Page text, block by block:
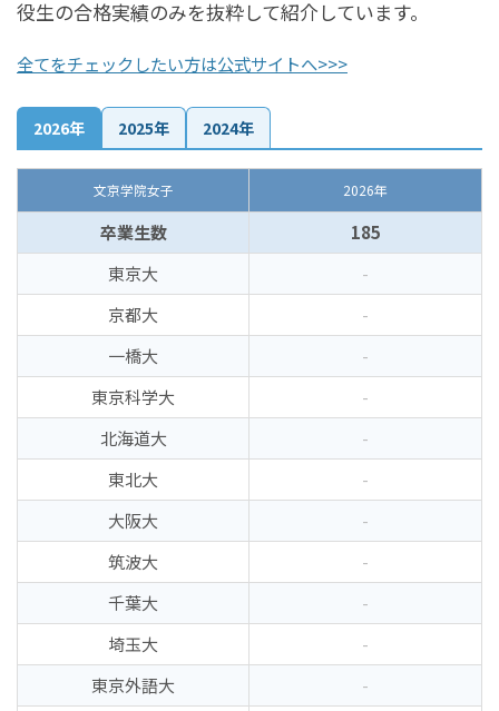
役生の合格実績のみを抜粋して紹介しています。
全てをチェックしたい方は公式サイトへ>>>
2026年 2025年 2024年
文京学院女子 2026年
卒業生数
185
東京大
-
京都大
-
一橋大
-
東京科学大
-
北海道大
-
東北大
-
大阪大
-
筑波大
-
千葉大
-
埼玉大
-
東京外語大
-